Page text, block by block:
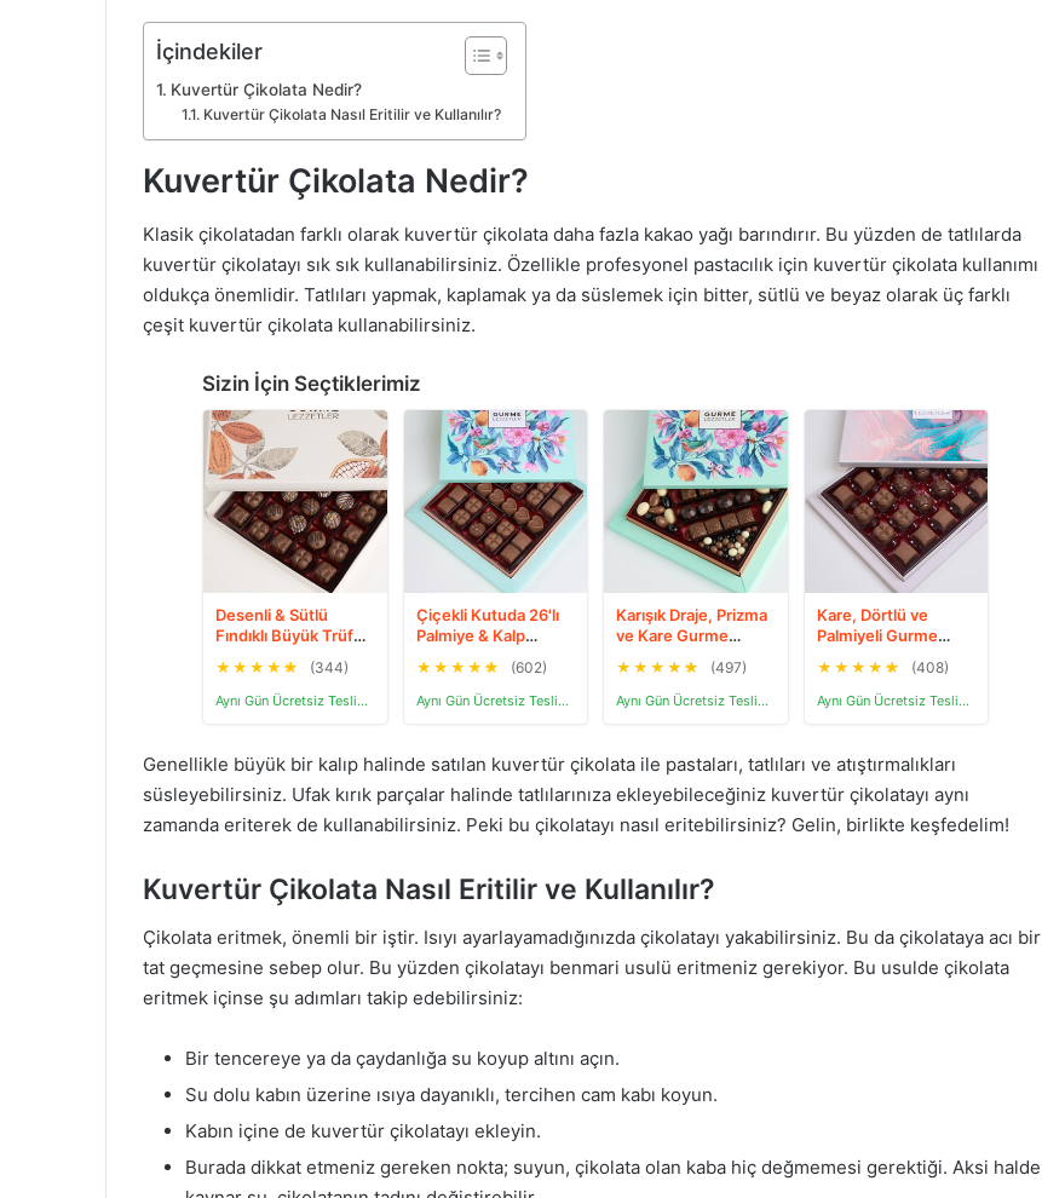
İçindekiler
Kuvertür Çikolata Nedir?
Kuvertür Çikolata Nasıl Eritilir ve Kullanılır?
Kuvertür Çikolata Nedir?
Klasik çikolatadan farklı olarak kuvertür çikolata daha fazla kakao yağı barındırır. Bu yüzden de tatlılarda
kuvertür çikolatayı sık sık kullanabilirsiniz. Özellikle profesyonel pastacılık için kuvertür çikolata kullanımı
oldukça önemlidir. Tatlıları yapmak, kaplamak ya da süslemek için bitter, sütlü ve beyaz olarak üç farklı
çeşit kuvertür çikolata kullanabilirsiniz.
Sizin İçin Seçtiklerimiz
Desenli & Sütlü
Fındıklı Büyük Trüf
Gurme Lezzetler
★ ★ ★ ★ ★ (344)
Aynı Gün Ücretsiz Teslimat
Çiçekli Kutuda 26'lı
Palmiye & Kalp
Gurme Lezzetler
348g
★ ★ ★ ★ ★ (602)
Aynı Gün Ücretsiz Teslimat
Karışık Draje, Prizma
ve Kare Gurme
Lezzetler 300g
★ ★ ★ ★ ★ (497)
Aynı Gün Ücretsiz Teslimat
Kare, Dörtlü ve
Palmiyeli Gurme
Lezzetler Kutusu
320g
★ ★ ★ ★ ★ (408)
Aynı Gün Ücretsiz Teslimat
Genellikle büyük bir kalıp halinde satılan kuvertür çikolata ile pastaları, tatlıları ve atıştırmalıkları
süsleyebilirsiniz. Ufak kırık parçalar halinde tatlılarınıza ekleyebileceğiniz kuvertür çikolatayı aynı
zamanda eriterek de kullanabilirsiniz. Peki bu çikolatayı nasıl eritebilirsiniz? Gelin, birlikte keşfedelim!
Kuvertür Çikolata Nasıl Eritilir ve Kullanılır?
Çikolata eritmek, önemli bir iştir. Isıyı ayarlayamadığınızda çikolatayı yakabilirsiniz. Bu da çikolataya acı bir
tat geçmesine sebep olur. Bu yüzden çikolatayı benmari usulü eritmeniz gerekiyor. Bu usulde çikolata
eritmek içinse şu adımları takip edebilirsiniz:
Bir tencereye ya da çaydanlığa su koyup altını açın.
Su dolu kabın üzerine ısıya dayanıklı, tercihen cam kabı koyun.
Kabın içine de kuvertür çikolatayı ekleyin.
Burada dikkat etmeniz gereken nokta; suyun, çikolata olan kaba hiç değmemesi gerektiği. Aksi halde